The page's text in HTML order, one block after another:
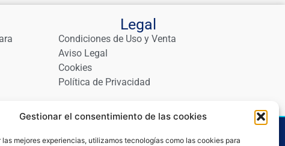
Gestionar el consentimiento de las cookies
las mejores experiencias, utilizamos tecnologías como las cookies para
Legal
Condiciones de Uso y Venta
Aviso Legal
Cookies
Política de Privacidad